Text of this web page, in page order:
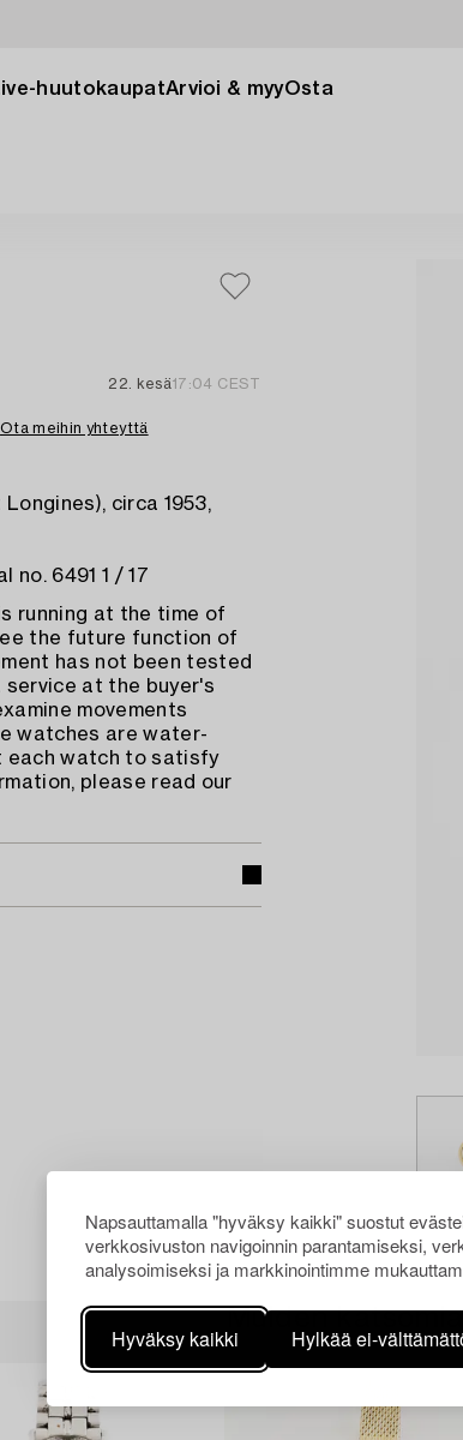
Napsauttamalla "hyväksy kaikki" suostut
verkkosivuston navigoinnin parantamiseksi,
analysoimiseksi ja markkinointimme
Hyväksy kaikki Hylkää ei-
huutokaupatArvioi & myyOsta
22. kesä17:04 CEST
Ota meihin yhteyttä
circa 1953,
no. 6491 1 / 17
running at the time of
the future function of
has not been tested
service at the buyer's
movements
watches are water-
each watch to satisfy
please read our
Muiden